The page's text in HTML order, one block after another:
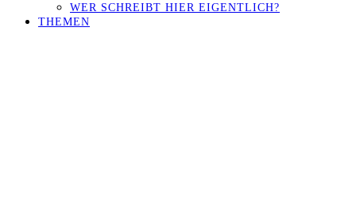
WER SCHREIBT HIER EIGENTLICH?
THEMEN